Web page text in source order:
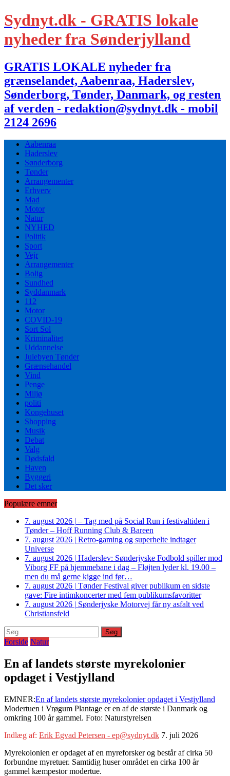
Sydnyt.dk - GRATIS lokale
nyheder fra Sønderjylland
GRATIS LOKALE nyheder fra
grænselandet, Aabenraa, Haderslev,
Sønderborg, Tønder, Danmark, og resten
af verden - redaktion@sydnyt.dk - mobil
2124 2696
Aabenraa
Haderslev
Sønderborg
Tønder
Arrangementer
Erhverv
Mad
Motor
Natur
NYHED
Politik
Sport
Vejr
Arrangementer
Bolig
Sundhed
Syddanmark
112
Motor
COVID-19
Sort Sol
Kriminalitet
Uddannelse
Julebyen Tønder
Grænsehandel
Vind
Penge
Miljø
politi
Kongehuset
Shopping
Musik
Debat
Valg
Dødsfald
Haven
Byggeri
Det sker
Populære emner
7. august 2026 | – Tag med på Social Run i festivaltiden i
Tønder – Hoff Running Club & Bareen
7. august 2026 | Retro-gaming og superhelte indtager
Universe
7. august 2026 | Haderslev: Sønderjyske Fodbold spiller mod
Viborg FF på hjemmebane i dag – Fløjten lyder kl. 19.00 –
men du må gerne kigge ind før…
7. august 2026 | Tønder Festival giver publikum en sidste
gave: Fire intimkoncerter med fem publikumsfavoritter
7. august 2026 | Sønderjyske Motorvej får ny asfalt ved
Christiansfeld
Søg
efter:
Forside Natur
En af landets største myrekolonier
opdaget i Vestjylland
EMNER:En af landets største myrekolonier opdaget i Vestjylland
Modertuen i Vrøgum Plantage er en af de største i Danmark og
omkring 100 år gammel. Foto: Naturstyrelsen
Indlæg af: Erik Egvad Petersen - ep@sydnyt.dk 7. juli 2026
Myrekolonien er opdaget af en myreforsker og består af cirka 50
forbundne myretuer. Samtidig huser området en cirka 100 år
gammel kæmpestor modertue.